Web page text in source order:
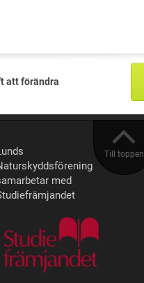
att förändra
Till toppen
med